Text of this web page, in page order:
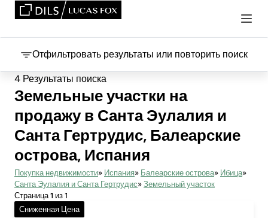
Отфильтровать результаты или повторить поиск
4 Результаты поиска
Земельные участки на
продажу в Санта Эулалия и
Санта Гертрудис, Балеарские
острова, Испания
Покупка недвижимости Испания Балеарские острова
Ибица
Санта Эулалия и Санта Гертрудис
Земельный участок
Страница1 из 1
Сниженная Цена
1 795 000 €